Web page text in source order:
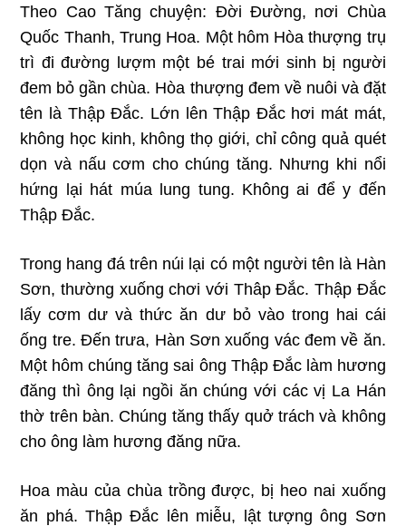
Theo Cao Tăng chuyện: Đời Đường, nơi Chùa
Quốc Thanh, Trung Hoa. Một hôm Hòa thượng trụ
trì đi đường lượm một bé trai mới sinh bị người
đem bỏ gần chùa. Hòa thượng đem về nuôi và đặt
tên là Thập Đắc. Lớn lên Thập Đắc hơi mát mát,
không học kinh, không thọ giới, chỉ công quả quét
dọn và nấu cơm cho chúng tăng. Nhưng khi nổi
hứng lại hát múa lung tung. Không ai để y đến
Thập Đắc.
Trong hang đá trên núi lại có một người tên là Hàn
Sơn, thường xuống chơi với Thâp Đắc. Thập Đắc
lấy cơm dư và thức ăn dư bỏ vào trong hai cái
ống tre. Đến trưa, Hàn Sơn xuống vác đem về ăn.
Một hôm chúng tăng sai ông Thập Đắc làm hương
đăng thì ông lại ngồi ăn chúng với các vị La Hán
thờ trên bàn. Chúng tăng thấy quở trách và không
cho ông làm hương đăng nữa.
Hoa màu của chùa trồng được, bị heo nai xuống
ăn phá. Thập Đắc lên miễu, lật tượng ông Sơn